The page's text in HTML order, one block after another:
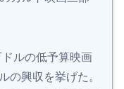
ドルの低予算映画
の興収を挙げた。